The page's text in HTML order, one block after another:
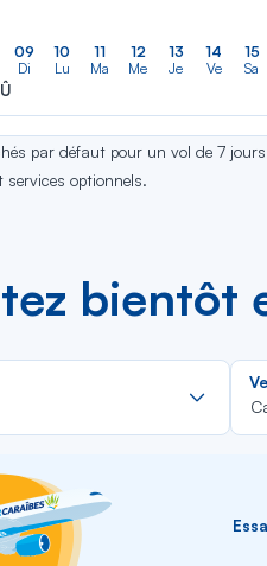
09
Di
10
Lu
11
Ma
12
Me
13
Je
14
Ve
15
Sa
par défaut pour un vol de 7
services optionnels.
bientôt
dans
la